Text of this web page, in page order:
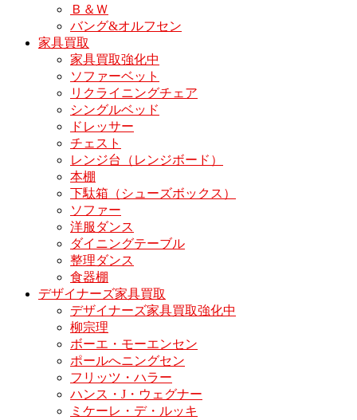
Ｂ＆Ｗ
バング&オルフセン
家具買取
家具買取強化中
ソファーベット
リクライニングチェア
シングルベッド
ドレッサー
チェスト
レンジ台（レンジボード）
本棚
下駄箱（シューズボックス）
ソファー
洋服ダンス
ダイニングテーブル
整理ダンス
食器棚
デザイナーズ家具買取
デザイナーズ家具買取強化中
柳宗理
ボーエ・モーエンセン
ポールへニングセン
フリッツ・ハラー
ハンス・J・ウェグナー
ミケーレ・デ・ルッキ